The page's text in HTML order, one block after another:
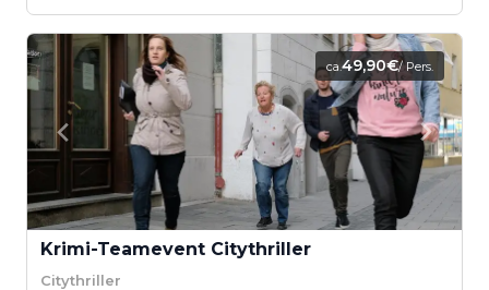
ca.49,90€/ Pers.
Krimi-Teamevent Citythriller
Citythriller